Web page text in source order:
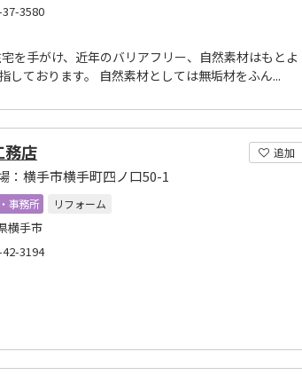
3580
を手がけ、近年のバリアフリー、自然素材はもとよ
ております。 自然素材としては無垢材をふん...
追加
務店
：横手市横手町四ノ口50-1
事務所
リフォーム
横手市
3194